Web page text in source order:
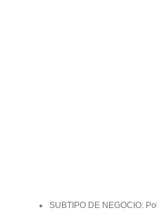
SUBTIPO DE NEGOCIO: